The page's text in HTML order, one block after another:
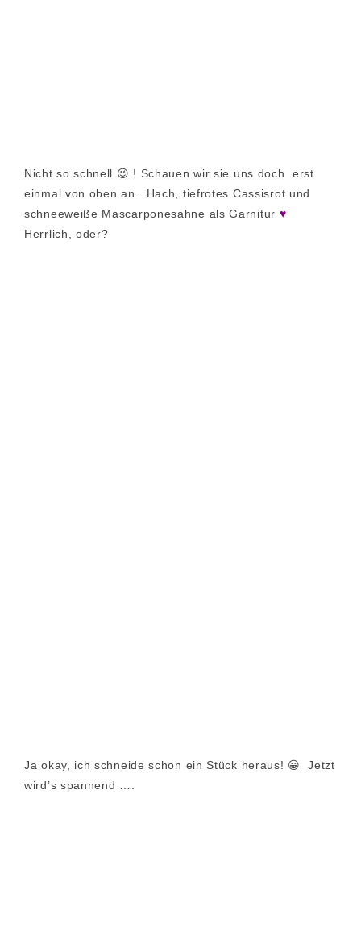
Nicht so schnell 😉 ! Schauen wir sie uns doch erst
einmal von oben an. Hach, tiefrotes Cassisrot und
schneeweiße Mascarponesahne als Garnitur ♥
Herrlich, oder?
Ja okay, ich schneide schon ein Stück heraus! 😀 Jetzt
wird’s spannend ….